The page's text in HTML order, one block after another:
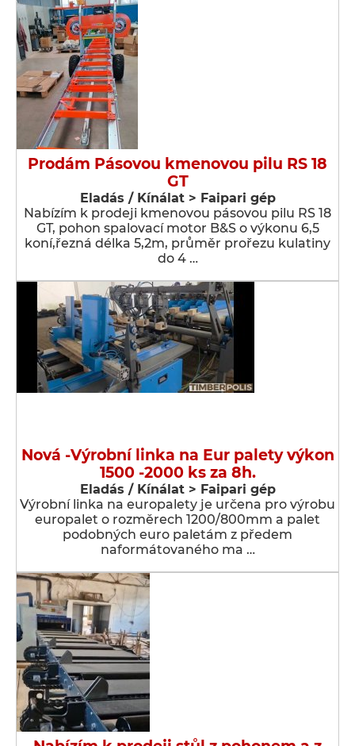
Prodám Pásovou kmenovou pilu RS 18
GT
Eladás / Kínálat > Faipari gép
Nabízím k prodeji kmenovou pásovou pilu RS 18
GT, pohon spalovací motor B&S o výkonu 6,5
koní,řezná délka 5,2m, průměr prořezu kulatiny
do 4 …
Nová -Výrobní linka na Eur palety výkon
1500 -2000 ks za 8h.
Eladás / Kínálat > Faipari gép
Výrobní linka na europalety je určena pro výrobu
europalet o rozměrech 1200/800mm a palet
podobných euro paletám z předem
naformátovaného ma …